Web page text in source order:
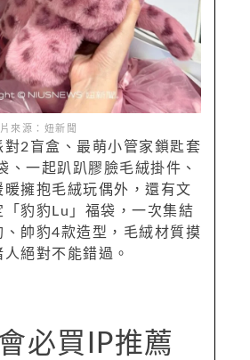
來源：妞新聞
2盲盒、最萌小管家鎖匙套
一起趴趴膠臉毛絨掛件、
擁抱毛絨玩偶外，還有文
豹豹Lu」福袋，一次集結
、帥豹4款造型，毛絨材質摸
絕對不能錯過。
必買IP推薦